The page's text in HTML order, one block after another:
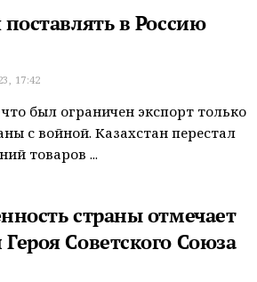
поставлять в Россию
17:42
был ограничен экспорт только
с войной. Казахстан перестал
товаров ...
страны отмечает
Советского Союза